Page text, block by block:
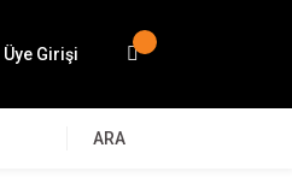
Üye Girişi
ARA